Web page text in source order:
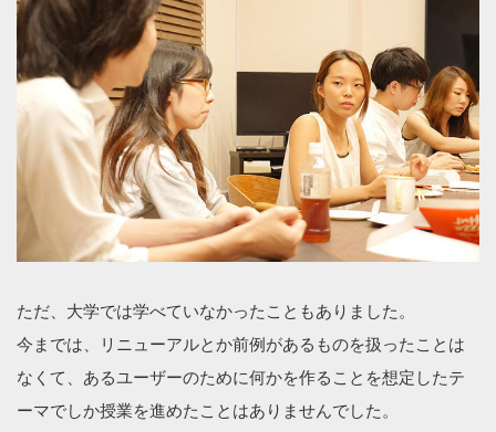
ただ、大学では学べていなかったこともありました。
今までは、リニューアルとか前例があるものを扱ったことは
なくて、あるユーザーのために何かを作ることを想定したテ
ーマでしか授業を進めたことはありませんでした。